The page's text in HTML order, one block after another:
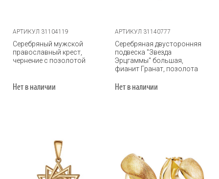
АРТИКУЛ 31104119
Серебряный мужской
православный крест,
чернение с позолотой
Нет в наличии
АРТИКУЛ 31140777
Серебряная двусторонняя
подвеска "Звезда
Эрцгаммы" большая,
фианит Гранат, позолота
Нет в наличии